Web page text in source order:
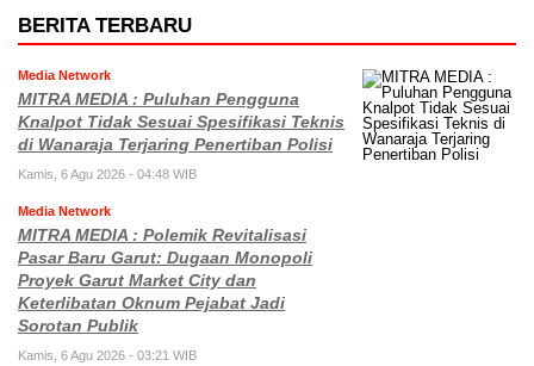
BERITA TERBARU
Media Network
MITRA MEDIA : Puluhan Pengguna
Knalpot Tidak Sesuai Spesifikasi Teknis
di Wanaraja Terjaring Penertiban Polisi
Kamis, 6 Agu 2026 - 04:48 WIB
Media Network
MITRA MEDIA : Polemik Revitalisasi
Pasar Baru Garut: Dugaan Monopoli
Proyek Garut Market City dan
Keterlibatan Oknum Pejabat Jadi
Sorotan Publik
Kamis, 6 Agu 2026 - 03:21 WIB